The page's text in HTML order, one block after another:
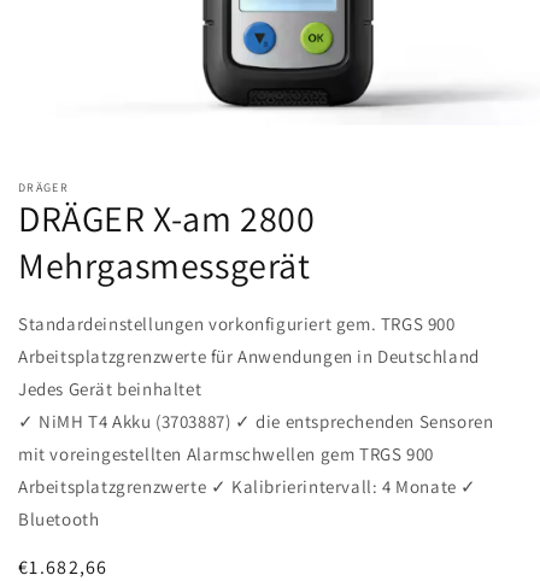
DRÄGER
DRÄGER X-am 2800
Mehrgasmessgerät
Standardeinstellungen vorkonfiguriert gem. TRGS 900
Arbeitsplatzgrenzwerte für Anwendungen in Deutschland
Jedes Gerät beinhaltet
✓ NiMH T4 Akku (3703887) ✓ die entsprechenden Sensoren
mit voreingestellten Alarmschwellen gem TRGS 900
Arbeitsplatzgrenzwerte ✓ Kalibrierintervall: 4 Monate ✓
Bluetooth
Normaler
€1.682,66